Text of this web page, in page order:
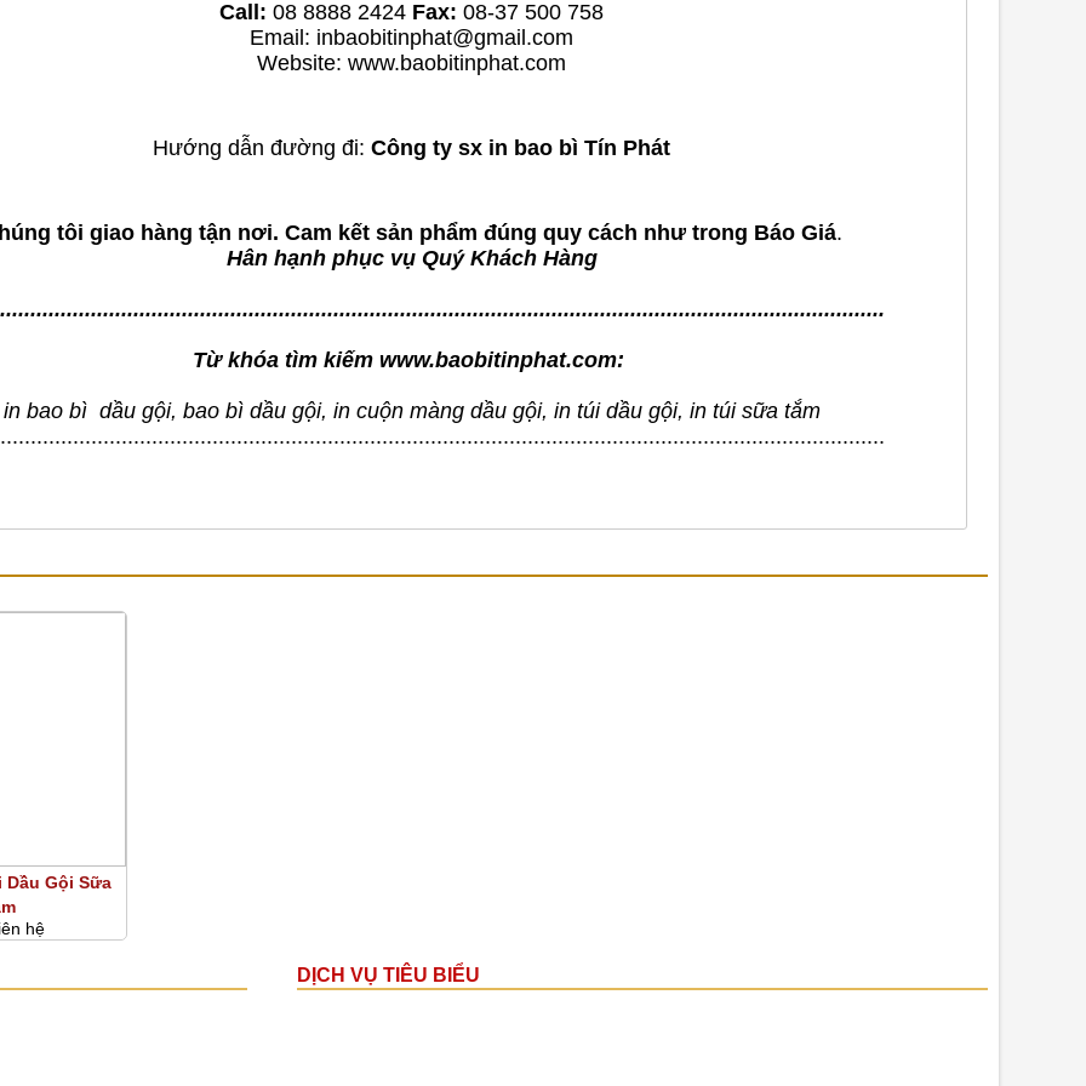
Call: 08 8888 2424 Fax: 08-37 500 758
Email: inbaobitinphat@gmail.com
Website: www.baobitinphat.com
Hướng dẫn đường đi: Công ty sx in bao bì Tín Phát
tôi giao hàng tận nơi. Cam kết sản phẩm đúng quy cách như trong Báo Giá.
Hân hạnh phục vụ Quý Khách Hàng
Từ khóa tìm kiếm www.baobitinphat.com:
in bao bì dầu gội, bao bì dầu gội, in cuộn màng dầu gội, in túi dầu gội, in túi sữa tắm
Dầu Gội Sữa
hệ
DỊCH VỤ TIÊU BIỂU